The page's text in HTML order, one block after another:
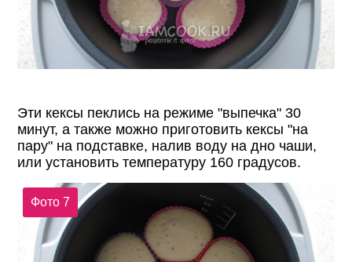
Эти кексы пеклись на режиме "выпечка" 30
минут, а также можно приготовить кексы "на
пару" на подставке, налив воду на дно чаши,
или установить температуру 160 градусов.
Фото 7